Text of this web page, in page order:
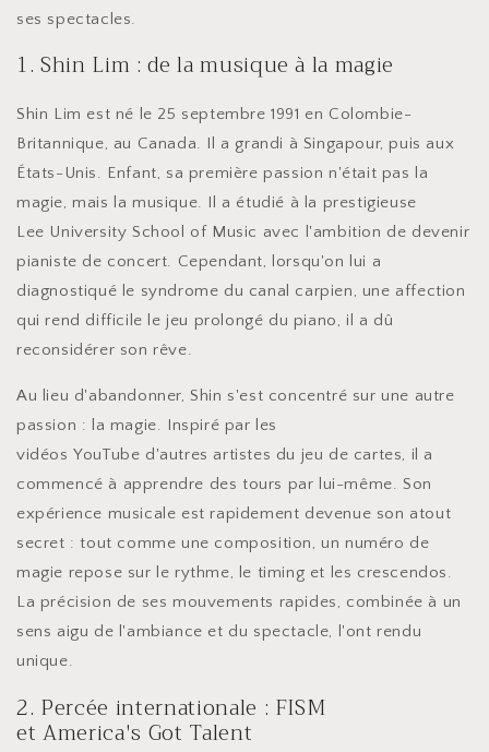
ses spectacles.
1. Shin Lim : de la musique à la magie
Shin Lim est né le 25 septembre 1991 en Colombie-
Britannique, au Canada. Il a grandi à Singapour, puis aux
États-Unis. Enfant, sa première passion n'était pas la
magie, mais la musique. Il a étudié à la prestigieuse
Lee University School of Music avec l'ambition de devenir
pianiste de concert. Cependant, lorsqu'on lui a
diagnostiqué le syndrome du canal carpien, une affection
qui rend difficile le jeu prolongé du piano, il a dû
reconsidérer son rêve.
Au lieu d'abandonner, Shin s'est concentré sur une autre
passion : la magie. Inspiré par les
vidéos YouTube d'autres artistes du jeu de cartes, il a
commencé à apprendre des tours par lui-même. Son
expérience musicale est rapidement devenue son atout
secret : tout comme une composition, un numéro de
magie repose sur le rythme, le timing et les crescendos.
La précision de ses mouvements rapides, combinée à un
sens aigu de l'ambiance et du spectacle, l'ont rendu
unique.
2. Percée internationale : FISM
et America's Got Talent